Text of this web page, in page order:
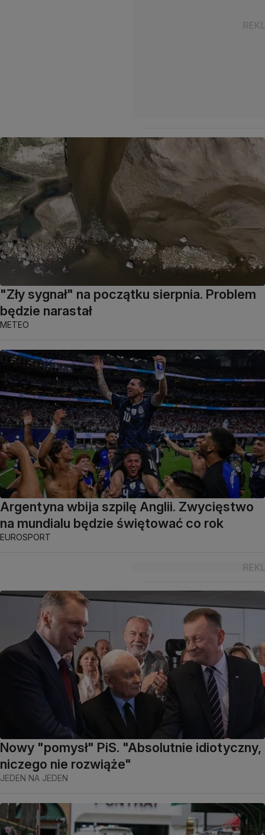
"Zły sygnał" na początku sierpnia. Problem
będzie narastał
METEO
Argentyna wbija szpilę Anglii. Zwycięstwo
na mundialu będzie świętować co rok
EUROSPORT
Nowy "pomysł" PiS. "Absolutnie idiotyczny,
niczego nie rozwiąże"
JEDEN NA JEDEN